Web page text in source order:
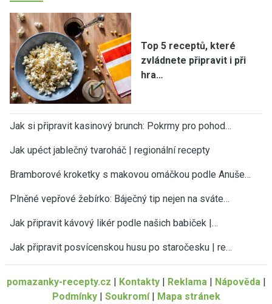
Top 5 receptů, které
zvládnete připravit i při
hra…
Jak si připravit kasinový brunch: Pokrmy pro pohod…
Jak upéct jablečný tvaroháč | regionální recepty
Bramborové kroketky s makovou omáčkou podle Anuše…
Plněné vepřové žebírko: Báječný tip nejen na sváte…
Jak připravit kávový likér podle našich babiček |…
Jak připravit posvícenskou husu po staročesku | re…
pomazanky-recepty.cz | Kontakty| Reklama| Nápověda|
Podmínky| Soukromí| Mapa stránek